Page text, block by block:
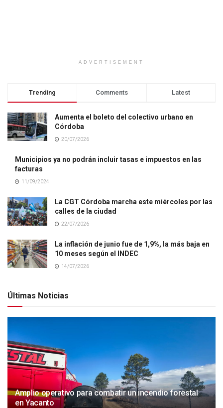
ADVERTISEMENT
Trending Comments Latest
Aumenta el boleto del colectivo urbano en
Córdoba
20/07/2026
Municipios ya no podrán incluir tasas e impuestos en las
facturas
11/09/2024
La CGT Córdoba marcha este miércoles por las
calles de la ciudad
22/07/2026
La inflación de junio fue de 1,9%, la más baja en
10 meses según el INDEC
14/07/2026
Últimas Noticias
Amplio operativo para combatir un incendio forestal
en Yacanto